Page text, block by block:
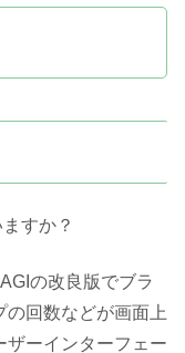
すか？
の改良版でブラ
の回数などが画面上
ザーインターフェー